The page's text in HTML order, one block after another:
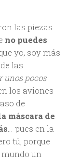
las piezas
no puedes
yo, soy más
las
unos pocos
los aviones
de
máscara de
… pues en la
tú, porque
mundo un